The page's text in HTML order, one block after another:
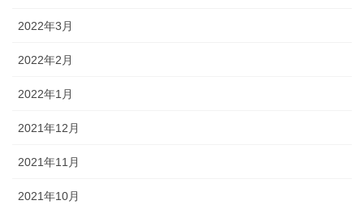
2022年3月
2022年2月
2022年1月
2021年12月
2021年11月
2021年10月